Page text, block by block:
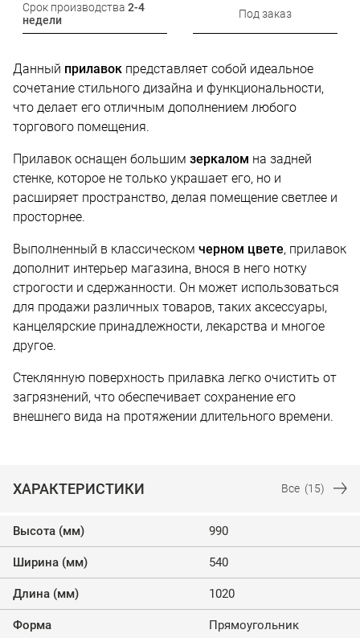
Срок производства 2-4
недели
Под заказ
Данный прилавок представляет собой идеальное
сочетание стильного дизайна и функциональности,
что делает его отличным дополнением любого
торгового помещения.
Прилавок оснащен большим зеркалом на задней
стенке, которое не только украшает его, но и
расширяет пространство, делая помещение светлее и
просторнее.
Выполненный в классическом черном цвете, прилавок
дополнит интерьер магазина, внося в него нотку
строгости и сдержанности. Он может использоваться
для продажи различных товаров, таких аксессуары,
канцелярские принадлежности, лекарства и многое
другое.
Стеклянную поверхность прилавка легко очистить от
загрязнений, что обеспечивает сохранение его
внешнего вида на протяжении длительного времени.
ХАРАКТЕРИСТИКИ Все (15)
Высота (мм) 990
Ширина (мм) 540
Длина (мм) 1020
Форма Прямоугольник